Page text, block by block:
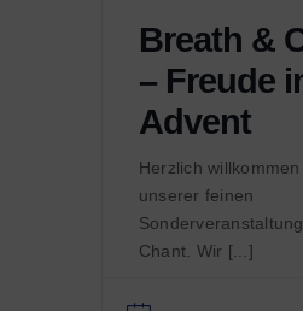
Breath &
– Freude
Advent
Herzlich willkommen
unserer feinen
Chant. Wir [...]